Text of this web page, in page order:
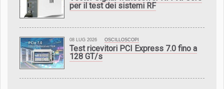
per il test dei sistemi RF
08 LUG 2026 OSCILLOSCOPI
Test ricevitori PCI Express 7.0 fino a
128 GT/s